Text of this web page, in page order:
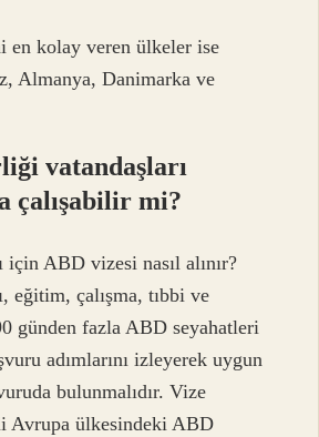
en kolay veren ülkeler ise
Almanya, Danimarka ve
vatandaşları
çalışabilir mi?
için ABD vizesi nasıl alınır?
eğitim, çalışma, tıbbi ve
günden fazla ABD seyahatleri
adımlarını izleyerek uygun
bulunmalıdır. Vize
Avrupa ülkesindeki ABD